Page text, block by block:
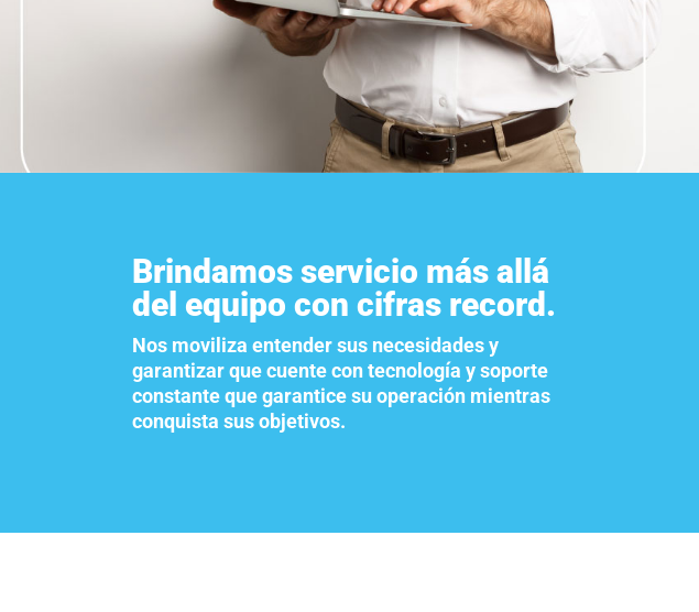
Brindamos servicio más allá
del equipo con cifras record.
Nos moviliza entender sus necesidades y
garantizar que cuente con tecnología y soporte
constante que garantice su operación mientras
conquista sus objetivos.